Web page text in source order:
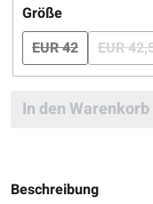
Größeauswählen
EUR 42(Diese Option
EUR
In den Warenkorb
Beschreibung